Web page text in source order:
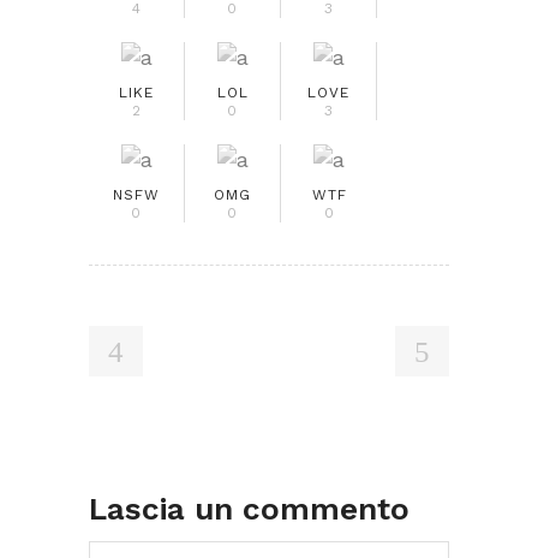
4
0
3
LIKE
2
LOL
0
LOVE
3
NSFW
0
OMG
0
WTF
0
Lascia un commento